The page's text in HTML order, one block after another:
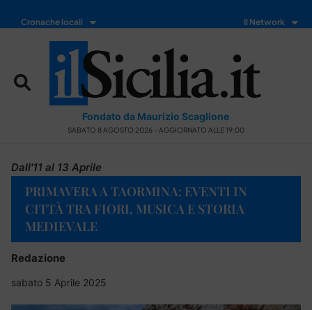
Cronache locali Il Network
Fondato da Maurizio Scaglione
SABATO 8 AGOSTO 2026 - AGGIORNATO ALLE 19:00
Dall'11 al 13 Aprile
PRIMAVERA A TAORMINA: EVENTI IN
CITTÀ TRA FIORI, MUSICA E STORIA
MEDIEVALE
Redazione
sabato 5 Aprile 2025